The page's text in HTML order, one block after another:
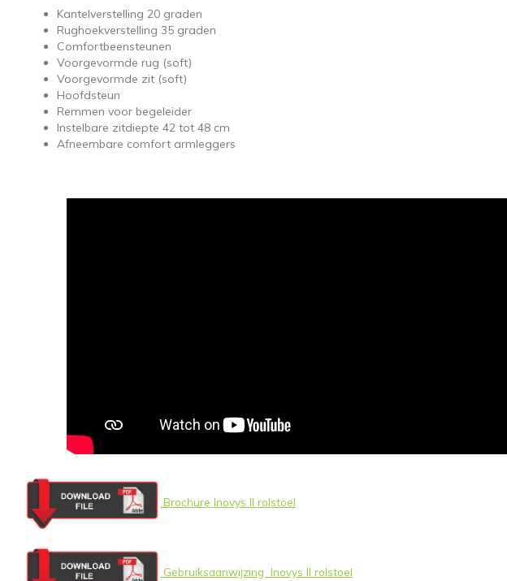
Kantelverstelling 20 graden
Rughoekverstelling 35 graden
Comfortbeensteunen
Voorgevormde rug (soft)
Voorgevormde zit (soft)
Hoofdsteun
Remmen voor begeleider
Instelbare zitdiepte 42 tot 48 cm
Afneembare comfort armleggers
Brochure Inovys II rolstoel
Gebruiksaanwijzing Inovys II rolstoel